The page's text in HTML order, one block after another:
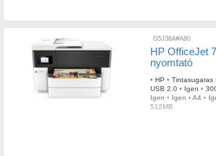
G5J38A#A80
HP OfficeJet
nyomtató
• HP • Tintasugaras
USB 2.0 • Igen •
Igen • Igen • A4 •
512MB